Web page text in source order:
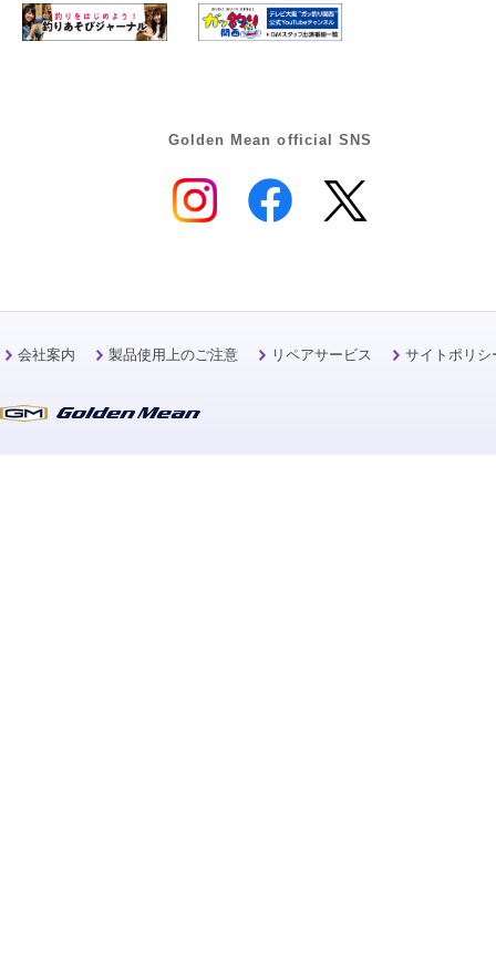
Golden Mean official SNS
会社案内 製品使用上のご注意 リペアサービス サイトポリシ